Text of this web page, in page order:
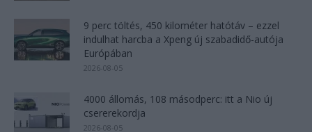
9 perc töltés, 450 kilométer hatótáv – ezzel
indulhat harcba a Xpeng új szabadidő-autója
Európában
2026-08-05
4000 állomás, 108 másodperc: itt a Nio új
csererekordja
2026-08-05